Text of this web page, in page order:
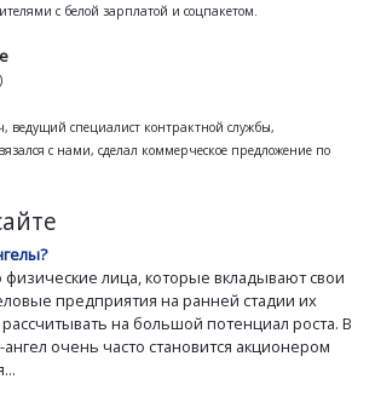
с белой зарплатой и соцпакетом.
ведущий специалист контрактной службы,
с нами, сделал коммерческое предложение по
физические лица, которые вкладывают свои
предприятия на ранней стадии их
рассчитывать на большой потенциал роста. В
очень часто становится акционером